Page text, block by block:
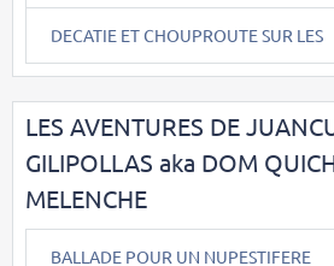
DECATIE ET CHOUPROUTE SUR LES
LES AVENTURES DE
GILIPOLLAS aka DOM
MELENCHE
BALLADE POUR UN NUPESTIFERE